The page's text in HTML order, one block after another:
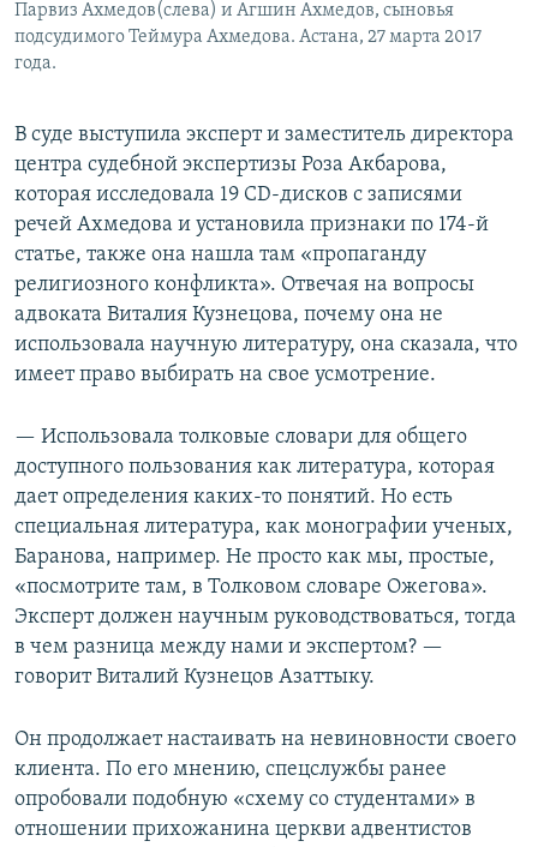
Парвиз Ахмедов(слева) и Агшин Ахмедов, сыновья
подсудимого Теймура Ахмедова. Астана, 27 марта 2017
года.
В суде выступила эксперт и заместитель директора
центра судебной экспертизы Роза Акбарова,
которая исследовала 19 CD-дисков с записями
речей Ахмедова и установила признаки по 174-й
статье, также она нашла там «пропаганду
религиозного конфликта». Отвечая на вопросы
адвоката Виталия Кузнецова, почему она не
использовала научную литературу, она сказала, что
имеет право выбирать на свое усмотрение.
— Использовала толковые словари для общего
доступного пользования как литература, которая
дает определения каких-то понятий. Но есть
специальная литература, как монографии ученых,
Баранова, например. Не просто как мы, простые,
«посмотрите там, в Толковом словаре Ожегова».
Эксперт должен научным руководствоваться, тогда
в чем разница между нами и экспертом? —
говорит Виталий Кузнецов Азаттыку.
Он продолжает настаивать на невиновности своего
клиента. По его мнению, спецслужбы ранее
опробовали подобную «схему со студентами» в
отношении прихожанина церкви адвентистов